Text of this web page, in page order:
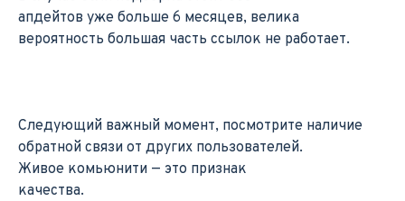
апдейтов уже больше 6 месяцев, велика
вероятность большая часть ссылок не работает.
Следующий важный момент, посмотрите наличие
обратной связи от других пользователей.
Живое комьюнити — это признак
качества.